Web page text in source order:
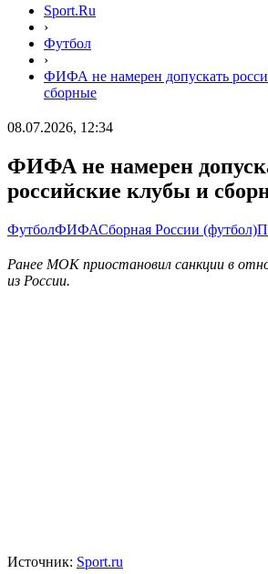
Sport.Ru
›
Футбол
›
ФИФА не намерен допускать
сборные
08.07.2026, 12:34
ФИФА не намерен
российские клубы и
ФутболФИФАСборная России (футбол)
Ранее МОК приостановил санкции в
из России.
Источник: Sport.ru